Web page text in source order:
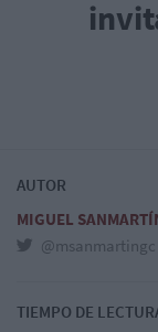
AUTOR
MIGUEL
@msanmartingc
TIEMPO DE